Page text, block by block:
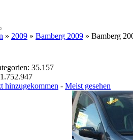
» 2009 » Bamberg 2009 » Bamberg
35.157
hinzugekommen - Meist gesehen